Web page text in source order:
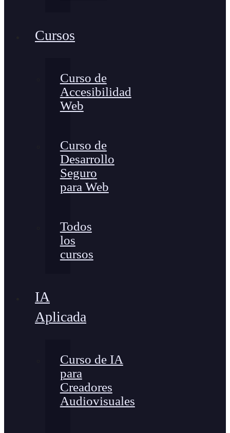
Cursos
Curso de
Accesibilidad
Web
Curso de
Desarrollo
Seguro
para Web
Todos
los
cursos
IA
Aplicada
Curso de IA
para
Creadores
Audiovisuales